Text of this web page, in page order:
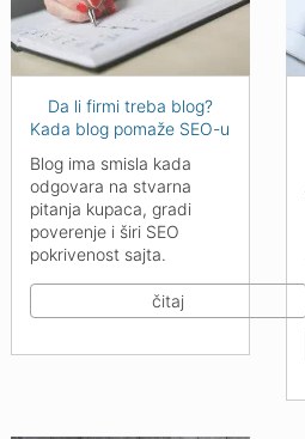
Da li firmi treba blog?
Kada blog pomaže SEO-u
Blog ima smisla kada
odgovara na stvarna
pitanja kupaca, gradi
poverenje i širi SEO
pokrivenost sajta.
čitaj